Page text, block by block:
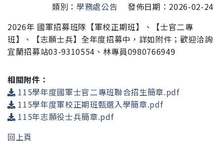
類別： 學務處公告
發佈日期：2026-02-24
2026年 國軍招募班隊【軍校正期班】、【士官二專
班】、【志願士兵】全年度招募中，詳如附件；歡迎洽詢
宜蘭招募站03-9310554、林專員0980766949
相關附件：
115學年度國軍士官二專班聯合招生簡章.pdf
115學年度軍校正期班甄選入學簡章.pdf
115年志願役士兵簡章.pdf
回上頁